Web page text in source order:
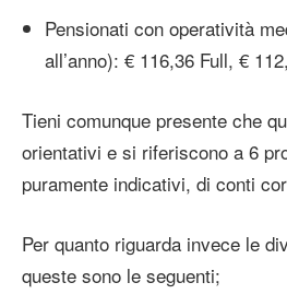
Pensionati con operatività
all’anno): € 116,36 Full, €
Tieni comunque presente che
orientativi e si riferiscono a 6
puramente indicativi, di conti
Per quanto riguarda invece le
queste sono le seguenti;